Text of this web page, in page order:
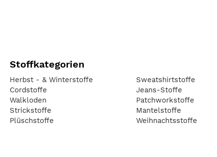
Stoffkategorien
Herbst - & Winterstoffe
Cordstoffe
Walkloden
Strickstoffe
Plüschstoffe
Sweatshirtstoffe
Jeans-Stoffe
Patchworkstoffe
Mantelstoffe
Weihnachtsstoffe